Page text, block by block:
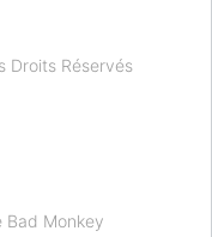
Droits Réservés
Bad Monkey